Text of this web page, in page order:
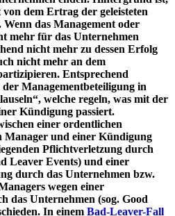
von dem Ertrag der geleisteten
das Management oder
mehr für das Unternehmen
nicht mehr zu dessen Erfolg
nicht mehr an dem
Entsprechend
Managementbeteiligung in
welche regeln, was mit der
Kündigung passiert.
einer ordentlichen
Manager und einer Kündigung
Pflichtverletzung durch
Leaver Events) und einer
durch das Unternehmen bzw.
wegen einer
das Unternehmen (sog. Good
In einem Bad-Leaver-Fall